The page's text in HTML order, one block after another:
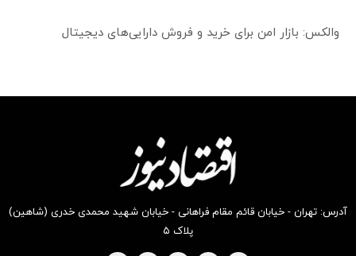
والکس: بازار امن برای خرید و فروش دارایی‌های دیجیتال
آدرس: تهران - خیابان قائم مقام فراهانی - خیابان شهید محمدی خدری (شاهین)
پلاک ۵